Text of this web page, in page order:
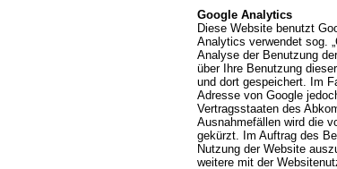
Google Analytics
Diese Website benutzt
Analytics verwendet sog.
Analyse der Benutzung
über Ihre Benutzung
und dort gespeichert. Im
Adresse von Google
Vertragsstaaten des
Ausnahmefällen wird die
gekürzt. Im Auftrag des
Nutzung der Website
weitere mit der